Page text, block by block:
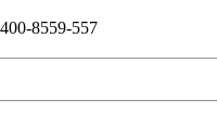
8559-557